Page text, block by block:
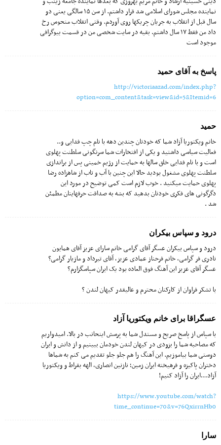
نماینده مجلس شورای اسلامی شد قرار داشتم. از سن ۱۵ سالگی یعنی دو
سال قبل از انقلاب به جریان چریکها روی آوردم. وقتی انقلاب منحوس رخ
داد من فقط ۱۷ سال داشتم. بقیه در سایت شخصی من در قسمت بیوگرافی
موجود است
پاسخ به آقای حمید
http://victoriaazad.com/index.php?
option=com_content&task=view&id=5&Itemid=6
حمید
خانم ویکتوریا آزاد شما که خودتان چندین دهه با نام چپ فدایی و..
فعالیت سیاسی داشتید و یکی از افتخارات شما سرنگونی سلطنت پهلوی
است و با نام فدایی خلق سالها به حمایت از رژیم خمینی پس از براندازی
سلطنت پهلوی مشغول بودید حالا این چنین با آب و تاب از شاهزاده رضا
پهلوی حمایت میکنید . خوب لازم است کمی توضیح در مورد این
دگرگونی های فکری خودتان بدهید که بشه به صداقت حرفهایتان مطمئن
شد .
درود و سپاس بیکران
درود و سپاس بیکران عسگر آقای گرامی خانم سارای عزیز آقای همایون
نادری فر گرامی، خانم فرحناز عمادی عزیز، آقای تیرداد و مازیار گرامی?
عسگر آقای عزیز این آهنگ فوق العاده بود یک ایران سپاسگزارم?
با تشکر فراوان از کارکنان محترم و عالیقدر کیهان لندن ?
عسگراقا برای خانم ویکتوریا آزاد
با سپاس از پاسخ صریح و مستدل شما به پرسش اینحانب در بالا. امیدواریم
که مصاحبه شما را بزودی در کیهان لندن خودمان ببینیم و از دانش و ایران
دوستی شما بیاموزیم. این آهنگ را هم جلو جلو تقدیم می کنم به شماها
دختران پاکیزه و فرهیخته ایران زمین؛ نازنین انصاری، الهه بقراط و ویکتوریا
آزاد…ایران را آزاد کنیم!
https://www.youtube.com/watch?
time_continue=70&v=76QxirrnHb0
سارا